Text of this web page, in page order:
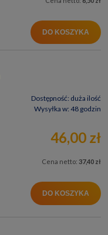
DO KOSZYKA
Dostępność: duża ilość
Wysyłka w: 48 godzin
46,00 zł
Cena netto: 37,40 zł
DO KOSZYKA